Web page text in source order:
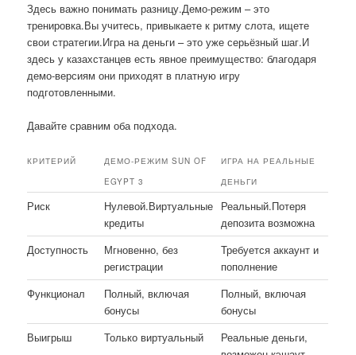
Здесь важно понимать разницу.Демо-режим – это
тренировка.Вы учитесь, привыкаете к ритму слота, ищете
свои стратегии.Игра на деньги – это уже серьёзный шаг.И
здесь у казахстанцев есть явное преимущество: благодаря
демо-версиям они приходят в платную игру
подготовленными.
Давайте сравним оба подхода.
КРИТЕРИЙ
ДЕМО-РЕЖИМ SUN OF
EGYPT 3
ИГРА НА РЕАЛЬНЫЕ
ДЕНЬГИ
Риск
Нулевой.Виртуальные
кредиты
Реальный.Потеря
депозита возможна
Доступность
Мгновенно, без
регистрации
Требуется аккаунт и
пополнение
Функционал
Полный, включая
бонусы
Полный, включая
бонусы
Выигрыш
Только виртуальный
Реальные деньги,